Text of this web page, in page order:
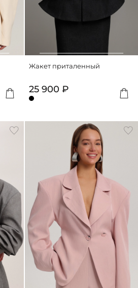
Жакет приталенный
25 900 ₽